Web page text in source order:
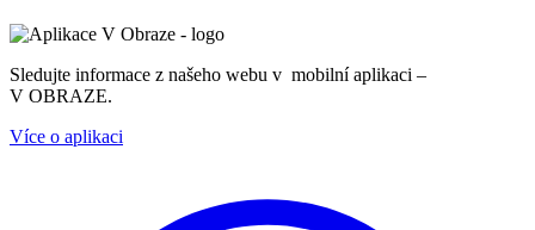
Sledujte informace z našeho webu v mobilní aplikaci –
V OBRAZE.
Více o aplikaci